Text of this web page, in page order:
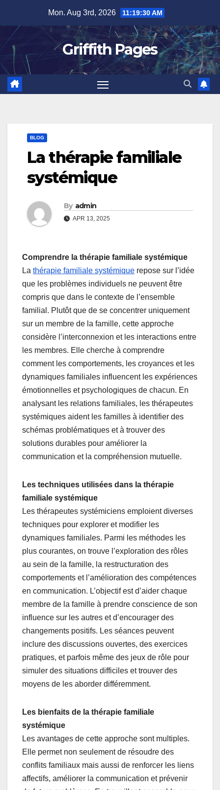
content
Mon. Aug 3rd, 2026 11:19:30 AM
Griffith Pages
BLOG
La thérapie familiale
systémique
By admin
APR 13, 2025
Comprendre la thérapie familiale systémique
La thérapie familiale systémique repose sur l’idée
que les problèmes individuels ne peuvent être
compris que dans le contexte de l’ensemble
familial. Plutôt que de se concentrer uniquement
sur un membre de la famille, cette approche
considère l’interconnexion et les interactions entre
les membres. Elle cherche à comprendre
comment les comportements, les croyances et les
dynamiques familiales influencent les expériences
émotionnelles et psychologiques de chacun. En
analysant les relations familiales, les thérapeutes
systémiques aident les familles à identifier des
schémas problématiques et à trouver des
solutions durables pour améliorer la
communication et la compréhension mutuelle.
Les techniques utilisées dans la thérapie
familiale systémique
Les thérapeutes systémiciens emploient diverses
techniques pour explorer et modifier les
dynamiques familiales. Parmi les méthodes les
plus courantes, on trouve l’exploration des rôles
au sein de la famille, la restructuration des
comportements et l’amélioration des compétences
en communication. L’objectif est d’aider chaque
membre de la famille à prendre conscience de son
influence sur les autres et d’encourager des
changements positifs. Les séances peuvent
inclure des discussions ouvertes, des exercices
pratiques, et parfois même des jeux de rôle pour
simuler des situations difficiles et trouver des
moyens de les aborder différemment.
Les bienfaits de la thérapie familiale
systémique
Les avantages de cette approche sont multiples.
Elle permet non seulement de résoudre des
conflits familiaux mais aussi de renforcer les liens
affectifs, améliorer la communication et prévenir